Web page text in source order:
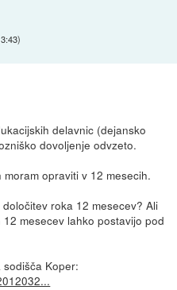
)
delavnic (dejansko
dovoljenje odvzeto.
opraviti v 12 mesecih.
roka 12 mesecev? Ali
mesecev lahko postavijo pod
Koper: